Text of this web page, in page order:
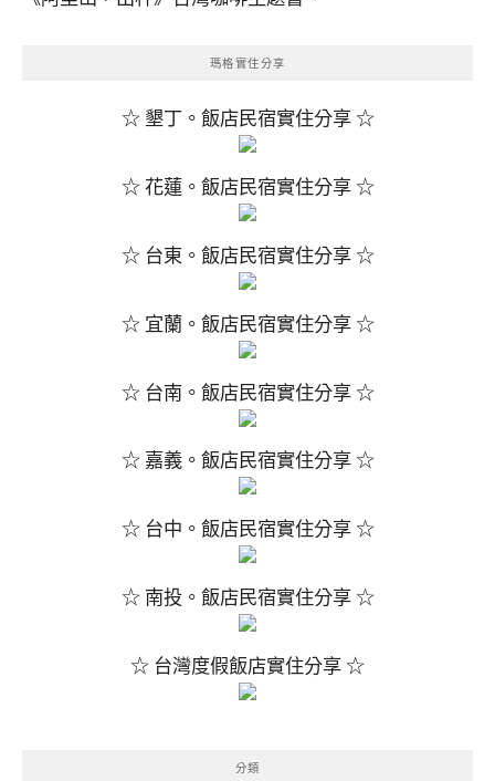
瑪格實住分享
☆ 墾丁。飯店民宿實住分享 ☆
☆ 花蓮。飯店民宿實住分享 ☆
☆ 台東。飯店民宿實住分享 ☆
☆ 宜蘭。飯店民宿實住分享 ☆
☆ 台南。飯店民宿實住分享 ☆
☆ 嘉義。飯店民宿實住分享 ☆
☆ 台中。飯店民宿實住分享 ☆
☆ 南投。飯店民宿實住分享 ☆
☆ 台灣度假飯店實住分享 ☆
分類